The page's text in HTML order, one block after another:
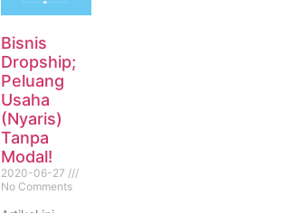
Bisnis
Dropship;
Peluang
Usaha
(Nyaris)
Tanpa
Modal!
2020-06-27
No Comments